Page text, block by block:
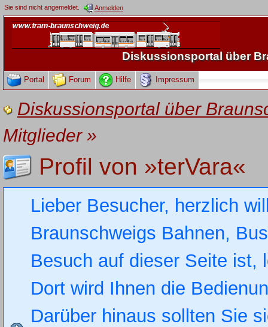
Sie sind nicht angemeldet. Anmelden
Diskussionsportal über
Portal Forum Hilfe Impressum
Diskussionsportal über
Mitglieder»
Profil von »terVara«
Lieber Besucher, herzlich
Braunschweigs Bahnen,
Besuch auf dieser Seite
Dort wird Ihnen die
Darüber hinaus sollten Sie